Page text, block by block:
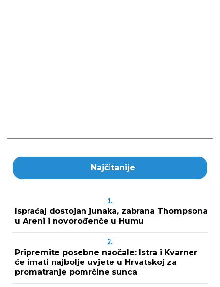
Najčitanije
1.
Ispraćaj dostojan junaka, zabrana Thompsona
u Areni i novorođenče u Humu
2.
Pripremite posebne naočale: Istra i Kvarner
će imati najbolje uvjete u Hrvatskoj za
promatranje pomrčine sunca